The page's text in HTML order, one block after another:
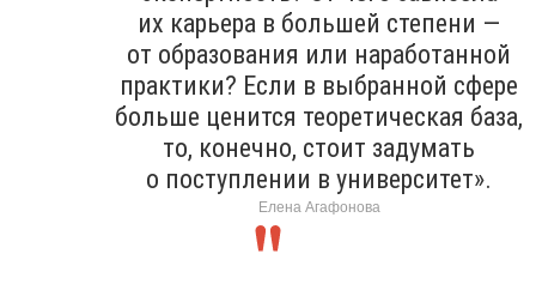
их карьера в большей степени —
от образования или наработанной
практики? Если в выбранной сфере
больше ценится теоретическая база,
то, конечно, стоит задумать
о поступлении в университет».
Елена Агафонова